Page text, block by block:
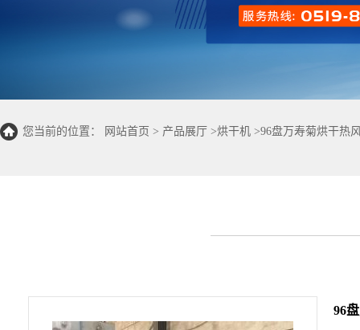
您当前的位置： 网站首页 > 产品展厅 >烘干机 >96盘万寿菊烘干热
96